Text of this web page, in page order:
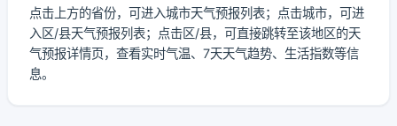
点击上方的省份，可进入城市天气预报列表；点击城市，可进
入区/县天气预报列表；点击区/县，可直接跳转至该地区的天
气预报详情页，查看实时气温、7天天气趋势、生活指数等信
息。